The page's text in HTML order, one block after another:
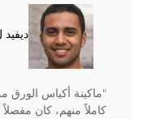
كاملاً منهم، كان